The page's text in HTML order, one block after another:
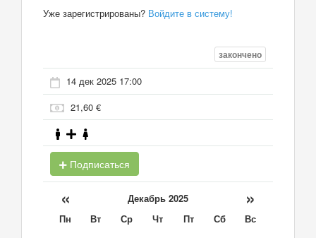
Уже зарегистрированы? Войдите в систему!
закончено
14 дек 2025 17:00
21,60 €
Подписаться
« Декабрь 2025 »
Пн Вт Ср Чт Пт Сб
Вс